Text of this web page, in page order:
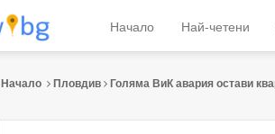
Начало Най-четени
Начало Пловдив Голяма ВиК авария остави